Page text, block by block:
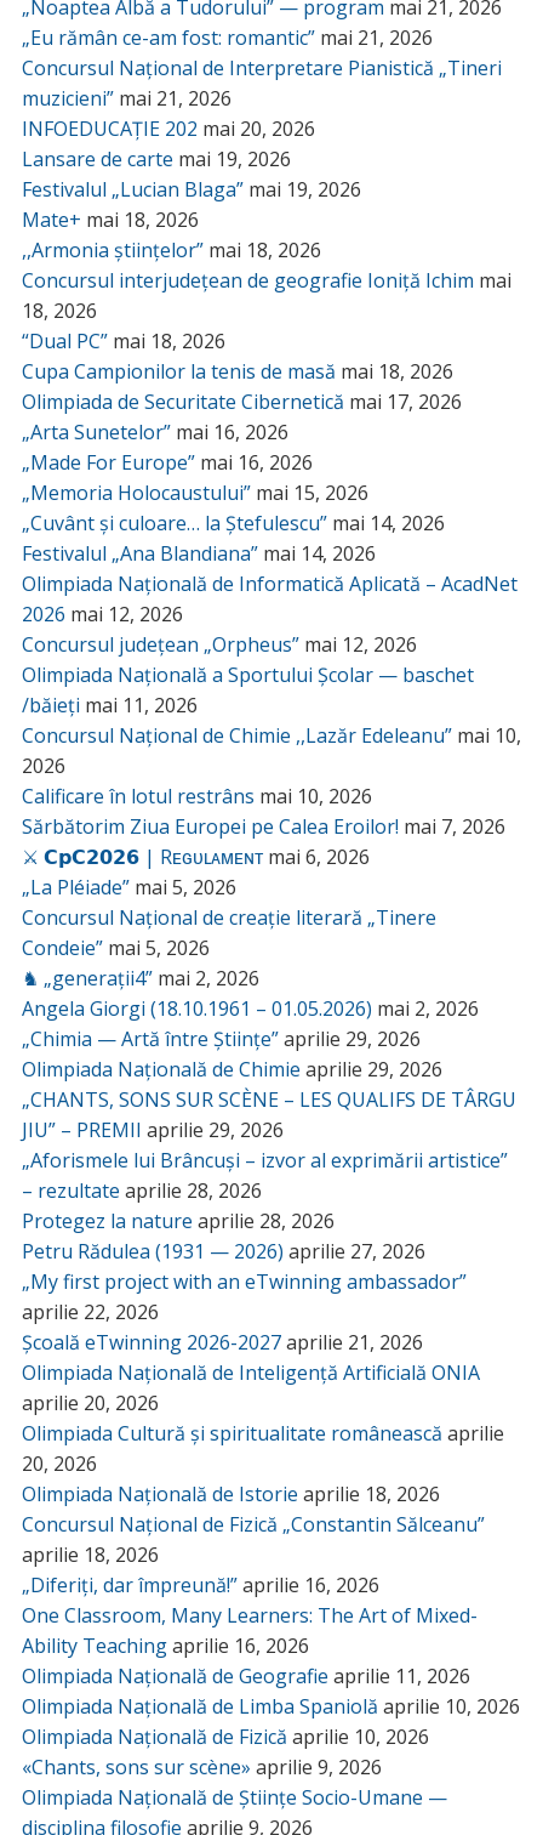
„Noaptea Albă a Tudorului” — program mai 21, 2026
„Eu rămân ce-am fost: romantic” mai 21, 2026
Concursul Național de Interpretare Pianistică „Tineri
muzicieni” mai 21, 2026
INFOEDUCAȚIE 202 mai 20, 2026
Lansare de carte mai 19, 2026
Festivalul „Lucian Blaga” mai 19, 2026
Mate+ mai 18, 2026
,,Armonia științelor” mai 18, 2026
Concursul interjudețean de geografie Ioniță Ichim mai
18, 2026
“Dual PC” mai 18, 2026
Cupa Campionilor la tenis de masă mai 18, 2026
Olimpiada de Securitate Cibernetică mai 17, 2026
„Arta Sunetelor” mai 16, 2026
„Made For Europe” mai 16, 2026
„Memoria Holocaustului” mai 15, 2026
„Cuvânt și culoare… la Ștefulescu” mai 14, 2026
Festivalul „Ana Blandiana” mai 14, 2026
Olimpiada Națională de Informatică Aplicată – AcadNet
2026 mai 12, 2026
Concursul județean „Orpheus” mai 12, 2026
Olimpiada Națională a Sportului Școlar — baschet
/băieți mai 11, 2026
Concursul Național de Chimie ,,Lazăr Edeleanu” mai 10,
2026
Calificare în lotul restrâns mai 10, 2026
Sărbătorim Ziua Europei pe Calea Eroilor! mai 7, 2026
⚔️ 𝗖𝗽𝗖𝟮𝟬𝟮𝟲 | Rᴇɢᴜʟᴀᴍᴇɴᴛ mai 6, 2026
„La Pléiade” mai 5, 2026
Concursul Național de creație literară „Tinere
Condeie” mai 5, 2026
♞ „generații4” mai 2, 2026
Angela Giorgi (18.10.1961 – 01.05.2026) mai 2, 2026
„Chimia — Artă între Științe”aprilie 29, 2026
Olimpiada Națională de Chimie aprilie 29, 2026
„CHANTS, SONS SUR SCÈNE – LES QUALIFS DE TÂRGU
JIU” – PREMII aprilie 29, 2026
„Aforismele lui Brâncuși – izvor al exprimării artistice”
– rezultate aprilie 28, 2026
Protegez la nature aprilie 28, 2026
Petru Rădulea (1931 — 2026) aprilie 27, 2026
„My first project with an eTwinning ambassador”
aprilie 22, 2026
Școală eTwinning 2026-2027aprilie 21, 2026
Olimpiada Națională de Inteligență Artificială ONIA
aprilie 20, 2026
Olimpiada Cultură și spiritualitate românească aprilie
20, 2026
Olimpiada Națională de Istorie aprilie 18, 2026
Concursul Național de Fizică „Constantin Sălceanu”
aprilie 18, 2026
„Diferiți, dar împreună!”aprilie 16, 2026
One Classroom, Many Learners: The Art of Mixed-
Ability Teachingaprilie 16, 2026
Olimpiada Națională de Geografie aprilie 11, 2026
Olimpiada Națională de Limba Spaniolă aprilie 10, 2026
Olimpiada Națională de Fizică aprilie 10, 2026
«Chants, sons sur scène» aprilie 9, 2026
Olimpiada Națională de Științe Socio-Umane —
disciplina filosofie aprilie 9, 2026